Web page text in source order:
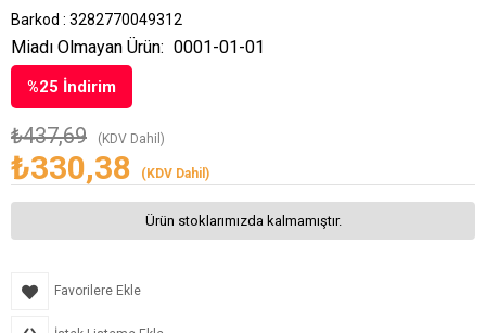
Barkod : 3282770049312
%25 İndirim
₺437,69 (KDV Dahil)
₺330,38 (KDV Dahil)
Miadı Olmayan Ürün: 0001-01-01
Ürün stoklarımızda kalmamıştır.
Favorilere Ekle